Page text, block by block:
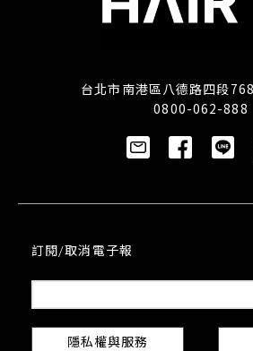
台北市南港區八德路四段
0800-062-888
訂閱/取消電子報
隱私權與服務